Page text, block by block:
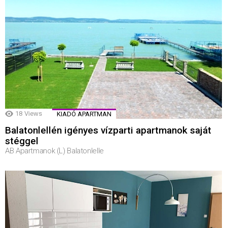
18 Views KIADÓ APARTMAN
Balatonlellén igényes vízparti apartmanok saját
stéggel
AB Apartmanok (L) Balatonlelle